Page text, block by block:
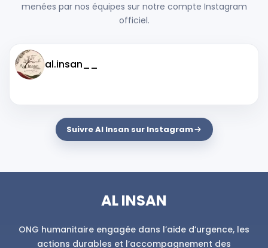
menées par nos équipes sur notre compte Instagram
officiel.
al.insan__
Suivre Al Insan sur Instagram
AL INSAN
ONG humanitaire engagée dans l’aide d’urgence, les
actions durables et l’accompagnement des